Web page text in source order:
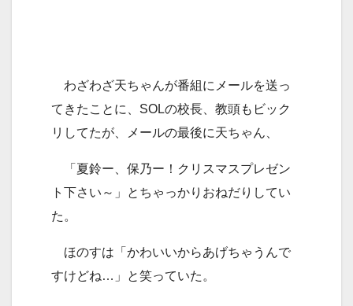
わざわざ天ちゃんが番組にメールを送っ
てきたことに、SOLの校長、教頭もビック
リしてたが、メールの最後に天ちゃん、
「夏鈴ー、保乃ー！クリスマスプレゼン
ト下さい～」とちゃっかりおねだりしてい
た。
ほのすは「かわいいからあげちゃうんで
すけどね…」と笑っていた。